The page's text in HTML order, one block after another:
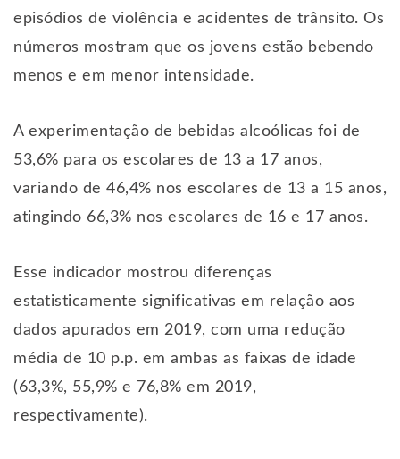
episódios de violência e acidentes de trânsito. Os
números mostram que os jovens estão bebendo
menos e em menor intensidade.
A experimentação de bebidas alcoólicas foi de
53,6% para os escolares de 13 a 17 anos,
variando de 46,4% nos escolares de 13 a 15 anos,
atingindo 66,3% nos escolares de 16 e 17 anos.
Esse indicador mostrou diferenças
estatisticamente significativas em relação aos
dados apurados em 2019, com uma redução
média de 10 p.p. em ambas as faixas de idade
(63,3%, 55,9% e 76,8% em 2019,
respectivamente).